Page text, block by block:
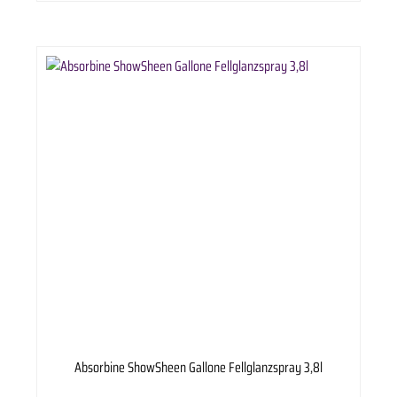
Absorbine ShowSheen Gallone Fellglanzspray 3,8l